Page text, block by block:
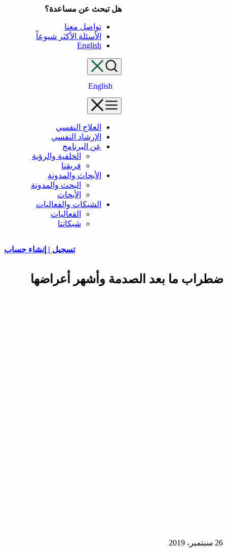
هل تبحث عن مساعدة؟
تواصل معنا
الأسئلة الأكثر شيوعاً
English
English
العلاج النفسي
الإرشاد النفسي
عن البرنامج
الخلفية والرؤية
فريقنا
الأبحاث والمدونة
البحث والمدونة
الأبحاث
الشبكات والفعاليات
الفعاليات
شبكاتنا
تسجيل | إنشاء حساب
اضطراب ما بعد الصدمة وأشهر أعراضها
26 سبتمبر، 2019